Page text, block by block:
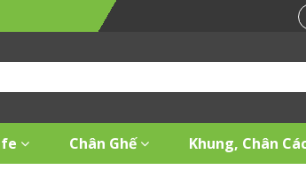
Chân Ghế Khung, Chân